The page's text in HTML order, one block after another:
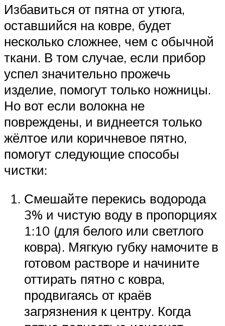
Избавиться от пятна от утюга,
оставшийся на ковре, будет
несколько сложнее, чем с обычной
ткани. В том случае, если прибор
успел значительно прожечь
изделие, помогут только ножницы.
Но вот если волокна не
повреждены, и виднеется только
жёлтое или коричневое пятно,
помогут следующие способы
чистки:
Смешайте перекись водорода
3% и чистую воду в пропорциях
1:10 (для белого или светлого
ковра). Мягкую губку намочите в
готовом растворе и начините
оттирать пятно с ковра,
продвигаясь от краёв
загрязнения к центру. Когда